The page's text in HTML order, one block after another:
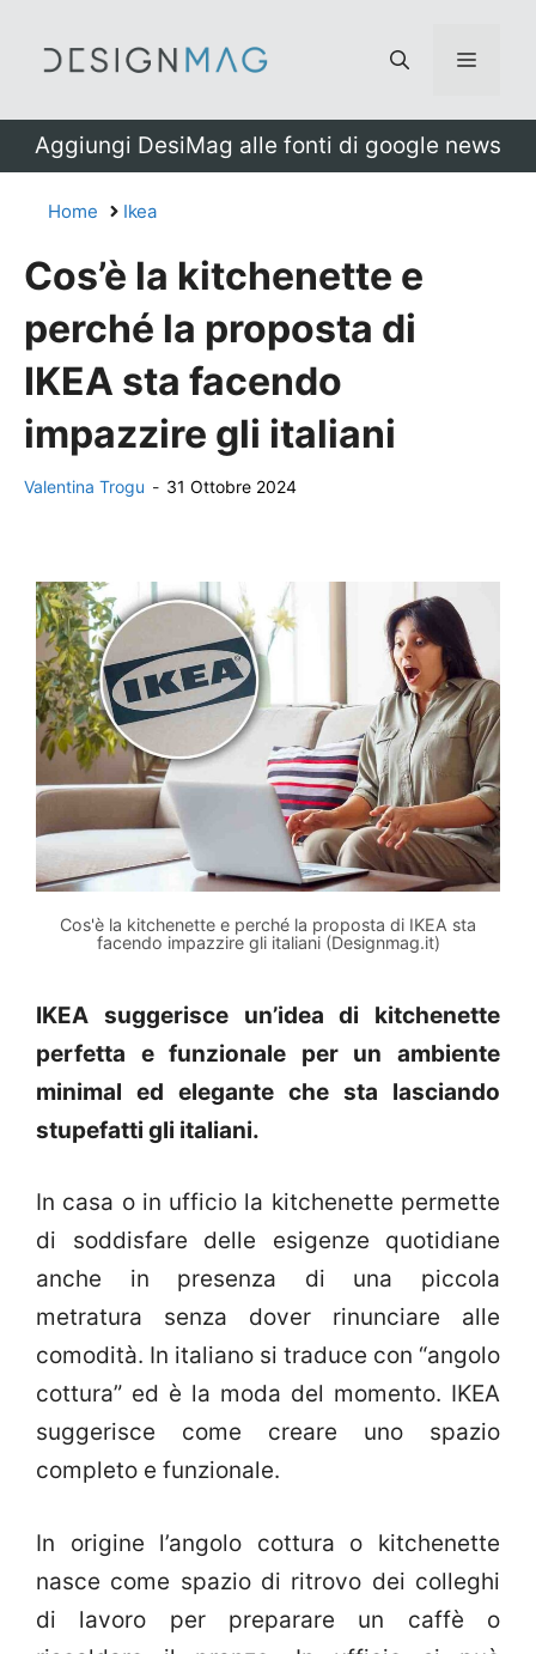
Menu
Aggiungi DesiMag alle fonti di google news
Home Ikea
Cos’è la kitchenette e
perché la proposta di
IKEA sta facendo
impazzire gli italiani
Valentina Trogu - 31 Ottobre 2024
Cos'è la kitchenette e perché la proposta di IKEA sta
facendo impazzire gli italiani (Designmag.it)
IKEA suggerisce un’idea di kitchenette
perfetta e funzionale per un ambiente
minimal ed elegante che sta lasciando
stupefatti gli italiani.
In casa o in ufficio la kitchenette permette
di soddisfare delle esigenze quotidiane
anche in presenza di una piccola
metratura senza dover rinunciare alle
comodità. In italiano si traduce con “angolo
cottura” ed è la moda del momento. IKEA
suggerisce come creare uno spazio
completo e funzionale.
In origine l’angolo cottura o kitchenette
nasce come spazio di ritrovo dei colleghi
di lavoro per preparare un caffè o